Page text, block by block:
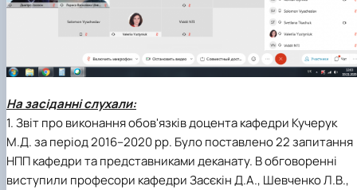
На засіданні слухали:
1. Звіт про виконання обов'язків доцента кафедри Кучерук
М.Д. за період 2016–2020 рр. Було поставлено 22 запитання
НПП кафедри та представниками деканату. В обговоренні
виступили професори кафедри Засєкін Д.А., Шевченко Л.В.,